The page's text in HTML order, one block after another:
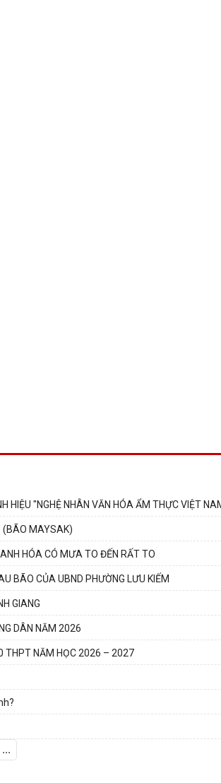
HIỆU "NGHỆ NHÂN VĂN HÓA ẨM THỰC VIỆT
(BÃO MAYSAK)
HÓA CÓ MƯA TO ĐẾN RẤT TO
BÃO CỦA UBND PHƯỜNG LƯU KIẾM
GIANG
DÂN NĂM 2026
THPT NĂM HỌC 2026 – 2027
...